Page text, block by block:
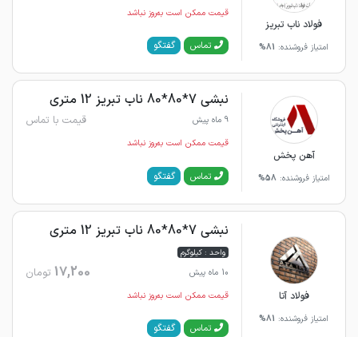
فولاد ناب تبریز
امتیاز فروشنده: 81%
قیمت ممکن است به‌روز نباشد
تماس گفتگو
آهن پخش
امتیاز فروشنده: 58%
نبشی 7*80*80 ناب تبریز 12 متری
9 ماه پیش قیمت با تماس
قیمت ممکن است به‌روز نباشد
تماس گفتگو
فولاد آتا
امتیاز فروشنده: 81%
نبشی 7*80*80 ناب تبریز 12 متری
واحد : کیلوگرم
10 ماه پیش
17,200 تومان
قیمت ممکن است به‌روز نباشد
تماس گفتگو